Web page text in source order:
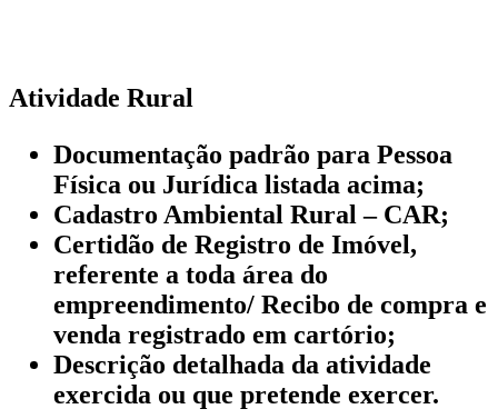
Atividade Rural
Documentação padrão para Pessoa
Física ou Jurídica listada acima;
Cadastro Ambiental Rural – CAR;
Certidão de Registro de Imóvel,
referente a toda área do
empreendimento/ Recibo de compra e
venda registrado em cartório;
Descrição detalhada da atividade
exercida ou que pretende exercer.